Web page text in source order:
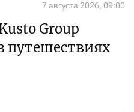
7 августа 2026, 09:00
Group
путешествиях